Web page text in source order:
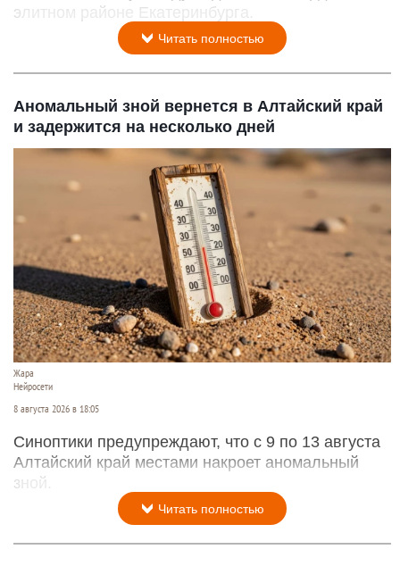
элитном районе Екатеринбурга.
Читать полностью
Аномальный зной вернется в Алтайский край
и задержится на несколько дней
Жара
Нейросети
8 августа 2026 в 18:05
Синоптики предупреждают, что с 9 по 13 августа
Алтайский край местами накроет аномальный
зной.
Читать полностью